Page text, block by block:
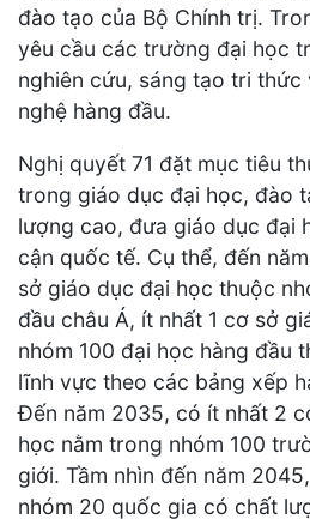
đào tạo của Bộ Chính trị.
yêu cầu các trường đại học
nghiên cứu, sáng tạo tri
nghệ hàng đầu.
Nghị quyết 71 đặt mục tiêu
trong giáo dục đại học, đào
lượng cao, đưa giáo dục đại
cận quốc tế. Cụ thể, đến
sở giáo dục đại học thuộc
đầu châu Á, ít nhất 1 cơ sở
nhóm 100 đại học hàng đầu
lĩnh vực theo các bảng xếp
Đến năm 2035, có ít nhất 2
học nằm trong nhóm 100
giới. Tầm nhìn đến năm
nhóm 20 quốc gia có chất